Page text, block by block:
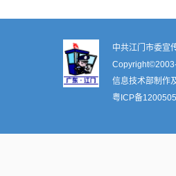
中共江门市委宣
信息技术部制作
粤ICP备